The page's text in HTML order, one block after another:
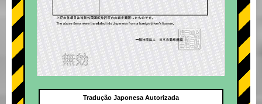
Tradução Japonesa Autorizada